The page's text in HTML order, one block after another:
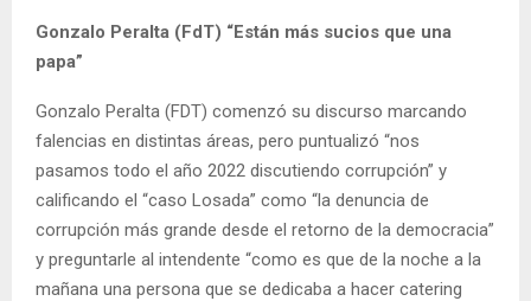
Gonzalo Peralta (FdT) “Están más sucios que una
papa”
Gonzalo Peralta (FDT) comenzó su discurso marcando
falencias en distintas áreas, pero puntualizó “nos
pasamos todo el año 2022 discutiendo corrupción” y
calificando el “caso Losada” como “la denuncia de
corrupción más grande desde el retorno de la democracia”
y preguntarle al intendente “como es que de la noche a la
mañana una persona que se dedicaba a hacer catering